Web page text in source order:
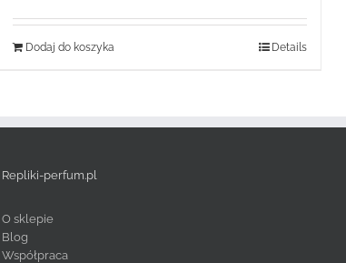
Dodaj do koszyka Details
Repliki-perfum.pl
O sklepie
Blog
Współpraca